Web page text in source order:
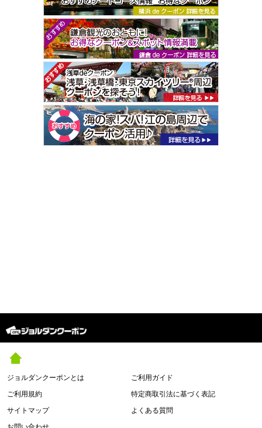
ジョルダンクーポンとは
ご利用ガイド
ご利用規約
特定商取引法に基づく表記
サイトマップ
よくある質問